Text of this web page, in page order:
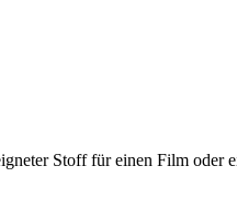
Stoff für einen Film oder